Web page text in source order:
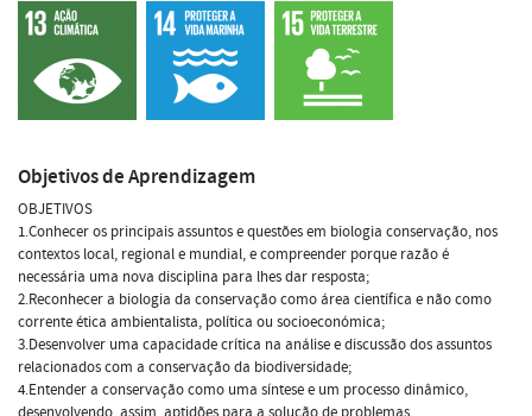
Objetivos de Aprendizagem
OBJETIVOS
1.Conhecer os principais assuntos e questões em biologia conservação, nos
contextos local, regional e mundial, e compreender porque razão é
necessária uma nova disciplina para lhes dar resposta;
2.Reconhecer a biologia da conservação como área científica e não como
corrente ética ambientalista, política ou socioeconómica;
3.Desenvolver uma capacidade crítica na análise e discussão dos assuntos
relacionados com a conservação da biodiversidade;
4.Entender a conservação como uma síntese e um processo dinâmico,